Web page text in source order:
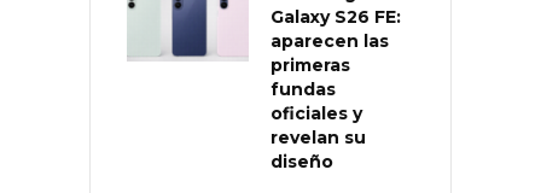
Galaxy S26 FE:
aparecen las
primeras
fundas
oficiales y
revelan su
diseño